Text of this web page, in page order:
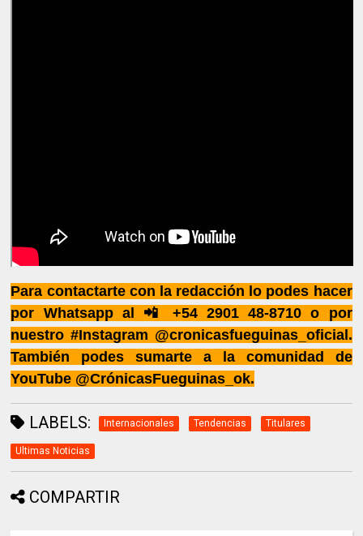
Para contactarte con la redacción lo podes hacer
por Whatsapp al 📲 +54 2901 48-8710 o por
nuestro #Instagram @cronicasfueguinas_oficial.
También podes sumarte a la comunidad de
YouTube @CrónicasFueguinas_ok.
LABELS: Internacionales Tendencias Titulares
Ultimas Noticias
COMPARTIR